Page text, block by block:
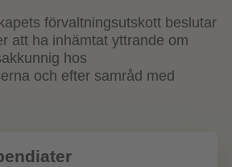
förvaltningsutskott beslutar
att ha inhämtat yttrande om
hos
och efter samråd med